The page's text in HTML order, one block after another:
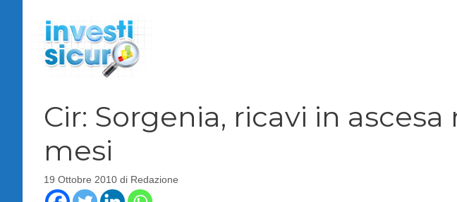
contenuto
Cir: Sorgenia, ricavi in
mesi
19 Ottobre 2010 di Redazione